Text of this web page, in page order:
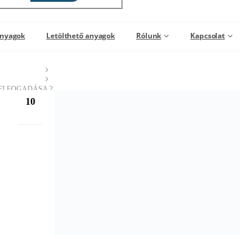
Letölthető anyagok Rólunk Kapcsolat
2.
10